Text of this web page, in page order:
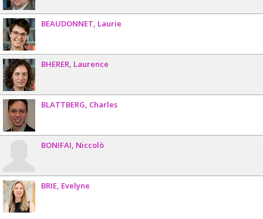
BEAUDONNET Laurie
BHERER Laurence
BLATTBERG Charles
BONIFAI Niccolò
BRIE Evelyne